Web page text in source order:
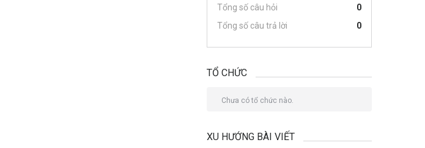
Tổng số câu hỏi
0
Tổng số câu trả lời
0
TỔ CHỨC
Chưa có tổ chức nào.
XU HƯỚNG BÀI VIẾT